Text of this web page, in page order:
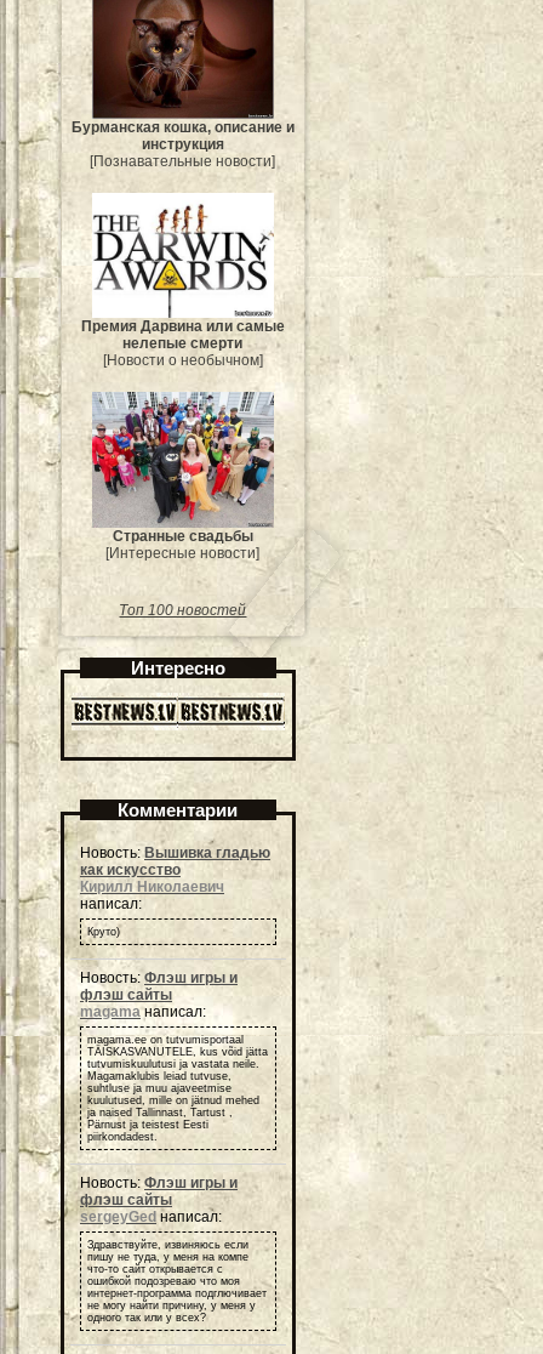
Бурманская кошка, описание и
инструкция
[Познавательные новости]
Премия Дарвина или самые
нелепые смерти
[Новости о необычном]
Странные свадьбы
[Интересные новости]
Топ 100 новостей
Интересно
Комментарии
Новость:Вышивка гладью
как искусство
Кирилл Николаевич
написал:
Круто)
Новость: Флэш игры и
флэш сайты
magamaнаписал:
magama.ee on tutvumisportaal
TÄISKASVANUTELE, kus võid jätta
tutvumiskuulutusi ja vastata neile.
Magamaklubis leiad tutvuse,
suhtluse ja muu ajaveetmise
kuulutused, mille on jätnud mehed
ja naised Tallinnast, Tartust ,
Pärnust ja teistest Eesti
piirkondadest.
Новость: Флэш игры и
флэш сайты
sergeyGed написал:
Здравствуйте, извиняюсь если
пишу не туда, у меня на компе
что-то сайт открывается с
ошибкой подозреваю что моя
интернет-программа подглючивает
не могу найти причину, у меня у
одного так или у всех?